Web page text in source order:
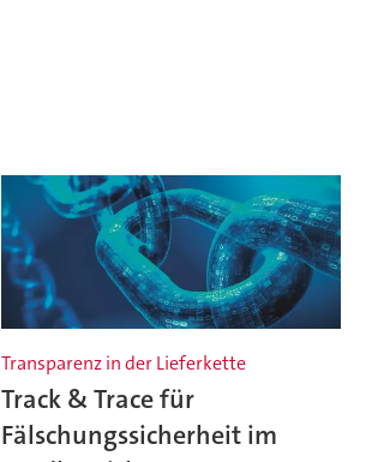
Transparenz in der Lieferkette
Track & Trace für
Fälschungssicherheit im